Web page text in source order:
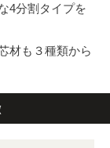
4分割タイプを
材も３種類から